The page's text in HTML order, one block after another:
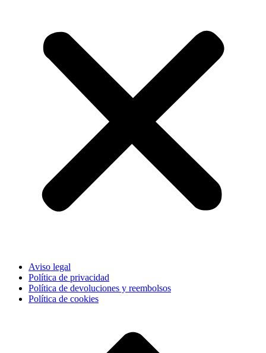
Aviso legal
Política de privacidad
Política de devoluciones y reembolsos
Política de cookies